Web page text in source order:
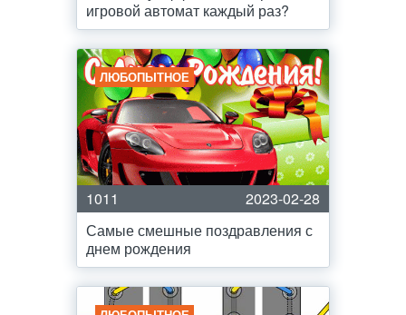
игровой автомат каждый раз?
ЛЮБОПЫТНОЕ
1011
2023-02-28
Самые смешные поздравления с
днем рождения